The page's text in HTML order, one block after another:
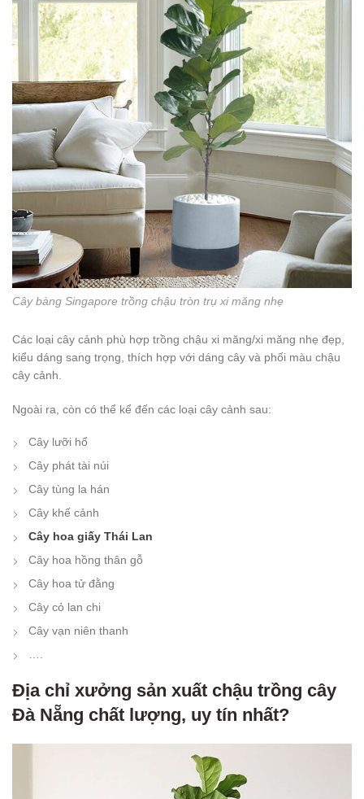
Cây bàng Singapore trồng chậu tròn trụ xi măng nhẹ
Các loại cây cảnh phù hợp trồng chậu xi măng/xi măng nhẹ đẹp,
kiểu dáng sang trọng, thích hợp với dáng cây và phối màu chậu
cây cảnh.
Ngoài ra, còn có thể kể đến các loại cây cảnh sau:
Cây lưỡi hổ
Cây phát tài núi
Cây tùng la hán
Cây khế cảnh
Cây hoa giấy Thái Lan
Cây hoa hồng thân gỗ
Cây hoa tử đằng
Cây cỏ lan chi
Cây vạn niên thanh
….
Địa chỉ xưởng sản xuất chậu trồng cây
Đà Nẵng chất lượng, uy tín nhất?